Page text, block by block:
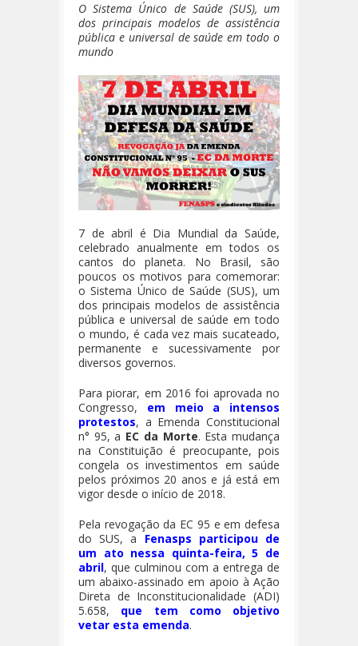
O Sistema Único de Saúde (SUS), um
dos principais modelos de assistência
pública e universal de saúde em todo o
mundo
7 de abril é Dia Mundial da Saúde,
celebrado anualmente em todos os
cantos do planeta. No Brasil, são
poucos os motivos para comemorar:
o Sistema Único de Saúde (SUS), um
dos principais modelos de assistência
pública e universal de saúde em todo
o mundo, é cada vez mais sucateado,
permanente e sucessivamente por
diversos governos.
Para piorar, em 2016 foi aprovada no
Congresso, em meio a intensos
protestos, a Emenda Constitucional
n° 95, a EC da Morte. Esta mudança
na Constituição é preocupante, pois
congela os investimentos em saúde
pelos próximos 20 anos e já está em
vigor desde o início de 2018.
Pela revogação da EC 95 e em defesa
do SUS, a Fenasps participou de
um ato nessa quinta-feira, 5 de
abril, que culminou com a entrega de
um abaixo-assinado em apoio à Ação
Direta de Inconstitucionalidade (ADI)
5.658, que tem como objetivo
vetar esta emenda.